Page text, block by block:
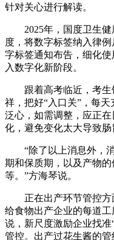
针对关心进行解读。
2025年，国度卫生健
度，将数字标签纳入律
字标签通知布告，细化
入数字化新阶段。
跟着高考临近，考生
祥，把好“入口关”，每
泛心，如需调整，应正
化，避免变化太大导致肠
“除了以上消息外，消
期和保质期，以及产物
等。”方海琴说。
正在出产环节管控方
给食物出产企业的每道
说，新尺度激励企业找
管控。出产过花生酱的